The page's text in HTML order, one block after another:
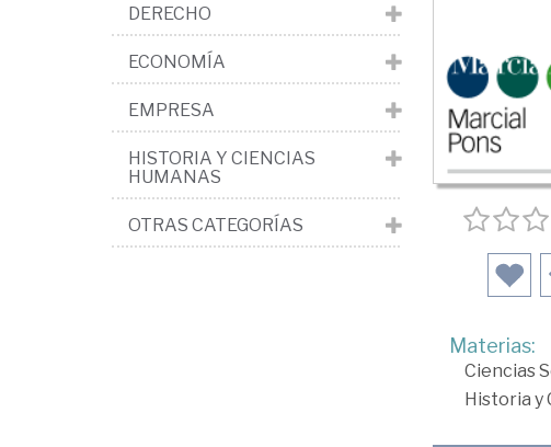
Materias:
Ciencias
Historia y
DERECHO
ECONOMÍA
EMPRESA
HISTORIA Y CIENCIAS
HUMANAS
OTRAS CATEGORÍAS